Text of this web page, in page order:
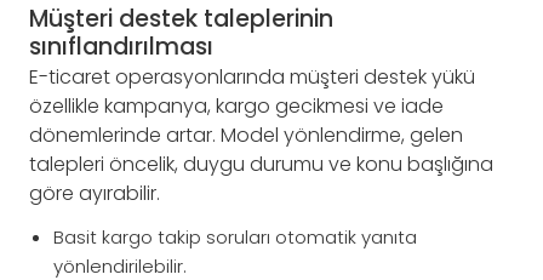
Müşteri destek taleplerinin
sınıflandırılması
E-ticaret operasyonlarında müşteri destek yükü
özellikle kampanya, kargo gecikmesi ve iade
dönemlerinde artar. Model yönlendirme, gelen
talepleri öncelik, duygu durumu ve konu başlığına
göre ayırabilir.
Basit kargo takip soruları otomatik yanıta
yönlendirilebilir.